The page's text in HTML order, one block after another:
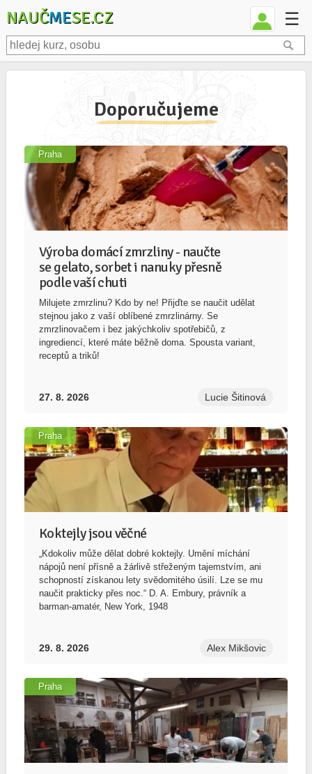
NAUČMESE.CZ ☰
Doporučujeme
Výroba domácí zmrzliny - naučte
se gelato, sorbet i nanuky přesně
podle vaší chuti
Milujete zmrzlinu? Kdo by ne! Přijďte se naučit udělat
stejnou jako z vaší oblíbené zmrzlinárny. Se
zmrzlinovačem i bez jakýchkoliv spotřebičů, z
ingrediencí, které máte běžně doma. Spousta variant,
receptů a triků!
27. 8. 2026 Lucie Šitinová
Praha
Koktejly jsou věčné
„Kdokoliv může dělat dobré koktejly. Umění míchání
nápojů není přísně a žárlivě střeženým tajemstvím, ani
schopností získanou lety svědomitého úsilí. Lze se mu
naučit prakticky přes noc.“ D. A. Embury, právník a
barman-amatér, New York, 1948
29. 8. 2026 Alex Mikšovic
Praha
Praha